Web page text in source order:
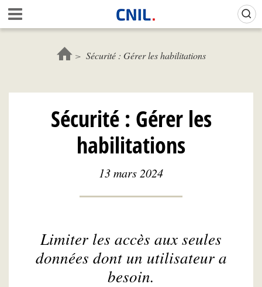
Aller
au
contenu
c
u
l
C
N
I
L
Sécurité : Gérer les habilitations
Sécurité : Gérer les
habilitations
13 mars 2024
Limiter les accès aux seules
données dont un utilisateur a
besoin.
Gestion de vos préférences sur les cookies (témoins de connexion)